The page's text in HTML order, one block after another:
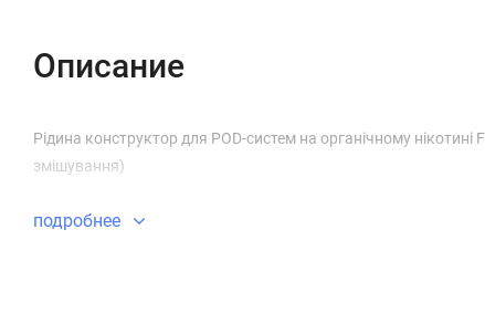
Описание
Рідина конструктор для POD-систем на органічному
змішування)
подробнее